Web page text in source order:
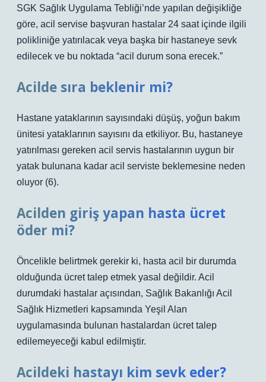
SGK Sağlık Uygulama Tebliği’nde yapılan değişikliğe
göre, acil servise başvuran hastalar 24 saat içinde ilgili
polikliniğe yatırılacak veya başka bir hastaneye sevk
edilecek ve bu noktada “acil durum sona erecek.”
Acilde sıra beklenir mi?
Hastane yataklarının sayısındaki düşüş, yoğun bakım
ünitesi yataklarının sayısını da etkiliyor. Bu, hastaneye
yatırılması gereken acil servis hastalarının uygun bir
yatak bulunana kadar acil serviste beklemesine neden
oluyor (6).
Acilden giriş yapan hasta ücret
öder mi?
Öncelikle belirtmek gerekir ki, hasta acil bir durumda
olduğunda ücret talep etmek yasal değildir. Acil
durumdaki hastalar açısından, Sağlık Bakanlığı Acil
Sağlık Hizmetleri kapsamında Yeşil Alan
uygulamasında bulunan hastalardan ücret talep
edilemeyeceği kabul edilmiştir.
Acildeki hastayı kim sevk eder?